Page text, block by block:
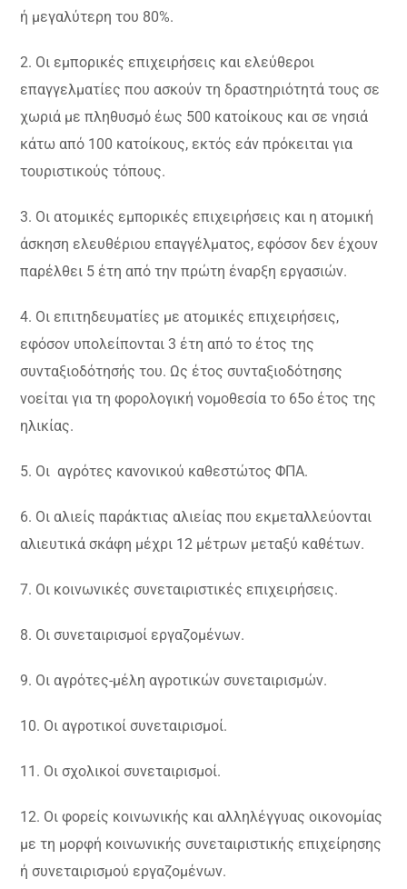
ή μεγαλύτερη του 80%.
2. Οι εμπορικές επιχειρήσεις και ελεύθεροι
επαγγελματίες που ασκούν τη δραστηριότητά τους σε
χωριά με πληθυσμό έως 500 κατοίκους και σε νησιά
κάτω από 100 κατοίκους, εκτός εάν πρόκειται για
τουριστικούς τόπους.
3. Οι ατομικές εμπορικές επιχειρήσεις και η ατομική
άσκηση ελευθέριου επαγγέλματος, εφόσον δεν έχουν
παρέλθει 5 έτη από την πρώτη έναρξη εργασιών.
4. Οι επιτηδευματίες με ατομικές επιχειρήσεις,
εφόσον υπολείπονται 3 έτη από το έτος της
συνταξιοδότησής του. Ως έτος συνταξιοδότησης
νοείται για τη φορολογική νομοθεσία το 65ο έτος της
ηλικίας.
5. Οι αγρότες κανονικού καθεστώτος ΦΠΑ.
6. Οι αλιείς παράκτιας αλιείας που εκμεταλλεύονται
αλιευτικά σκάφη μέχρι 12 μέτρων μεταξύ καθέτων.
7. Οι κοινωνικές συνεταιριστικές επιχειρήσεις.
8. Οι συνεταιρισμοί εργαζομένων.
9. Οι αγρότες-μέλη αγροτικών συνεταιρισμών.
10. Οι αγροτικοί συνεταιρισμοί.
11. Οι σχολικοί συνεταιρισμοί.
12. Οι φορείς κοινωνικής και αλληλέγγυας οικονομίας
με τη μορφή κοινωνικής συνεταιριστικής επιχείρησης
ή συνεταιρισμού εργαζομένων.